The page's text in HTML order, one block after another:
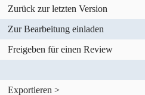
Zurück zur letzten Version
Zur Bearbeitung einladen
Freigeben für einen Review
Exportieren >